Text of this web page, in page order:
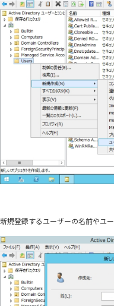
新規登録するユーザーの名前やユ